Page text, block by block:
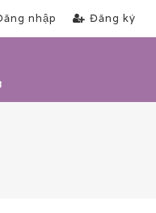
nhập Đăng ký